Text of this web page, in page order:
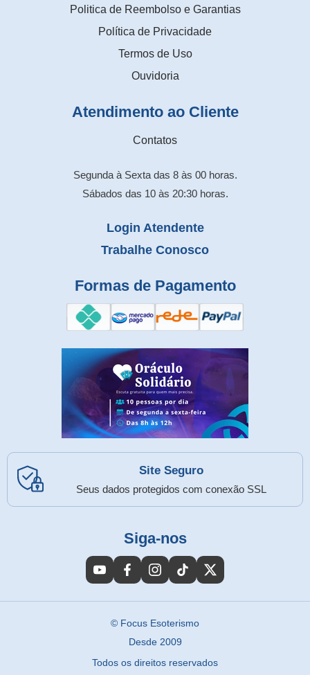
Politica de Reembolso e Garantias
Política de Privacidade
Termos de Uso
Ouvidoria
Atendimento ao Cliente
Contatos
Segunda à Sexta das 8 às 00 horas.
Sábados das 10 às 20:30 horas.
Login Atendente
Trabalhe Conosco
Formas de Pagamento
Site Seguro
Seus dados protegidos com conexão SSL
Siga-nos
© Focus Esoterismo
Desde 2009
Todos os direitos reservados